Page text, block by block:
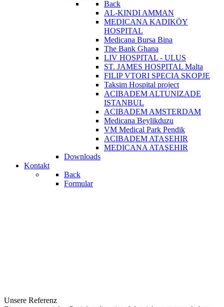
Back
AL-KINDI AMMAN
MEDICANA KADIKÖY
HOSPITAL
Medicana Bursa Bina
The Bank Ghana
LIV HOSPITAL - ULUS
ST. JAMES HOSPITAL Malta
FILIP VTORI SPECIA SKOPJE
Taksim Hospital project
ACIBADEM ALTUNIZADE
ISTANBUL
ACIBADEM AMSTERDAM
Medicana Beylikduzu
VM Medical Park Pendik
ACIBADEM ATAŞEHIR
MEDICANA ATAŞEHIR
Downloads
Kontakt
Back
Formular
Unsere Referenz